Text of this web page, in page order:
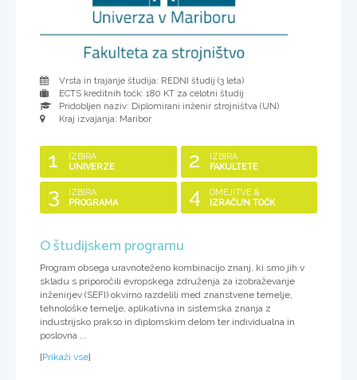
Vrsta in trajanje študija: REDNI študij (3 leta)
ECTS kreditnih točk: 180 KT za celotni študij
Pridobljen naziv: Diplomirani inženir strojništva (UN)
Kraj izvajanja: Maribor
1
IZBIRA
UNIVERZE
2
IZBIRA
FAKULTETE
3
IZBIRA
PROGRAMA
4
OMEJITVE &
IZRAČUN TOČK
O študijskem programu
Program obsega uravnoteženo kombinacijo znanj, ki smo jih v
skladu s priporočili evropskega združenja za izobraževanje
inženirjev (SEFI) okvirno razdelili med znanstvene temelje,
tehnološke temelje, aplikativna in sistemska znanja z
industrijsko prakso in diplomskim delom ter individualna in
poslovna ...
[Prikaži vse]